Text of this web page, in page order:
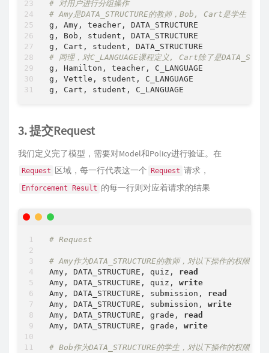
# 对用户进行分组操作
# Amy是DATA_STRUCTURE的教师，Bob, Cart是学生
g, Amy, teacher, DATA_STRUCTURE
g, Bob, student, DATA_STRUCTURE
# 同理，对C_LANGUAGE课程定义, Cart除了是
g, Hamilton, teacher, C_LANGUAGE
g, Vettle, student, C_LANGUAGE
3. 提交Request
我们定义完了模型，需要对Model和Policy进行验证。在
Request 区域，每一行代表这一个 Request 请求，
Enforcement Result 的每一行则对应着请求的结果
# Request
# Amy作为DATA_STRUCTURE的教师，对以下操作的权限
Amy, DATA_STRUCTURE, quiz, read
Amy, DATA_STRUCTURE, quiz, write
Amy, DATA_STRUCTURE, submission, read
Amy, DATA_STRUCTURE, submission, write
Amy, DATA_STRUCTURE, grade, read
Amy, DATA_STRUCTURE, grade, write
# Bob作为DATA_STRUCTURE的学生，对以下操作的权限